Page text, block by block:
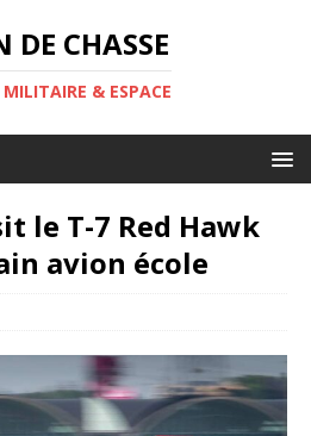
DE CHASSE
& ESPACE
le T-7 Red Hawk
avion école